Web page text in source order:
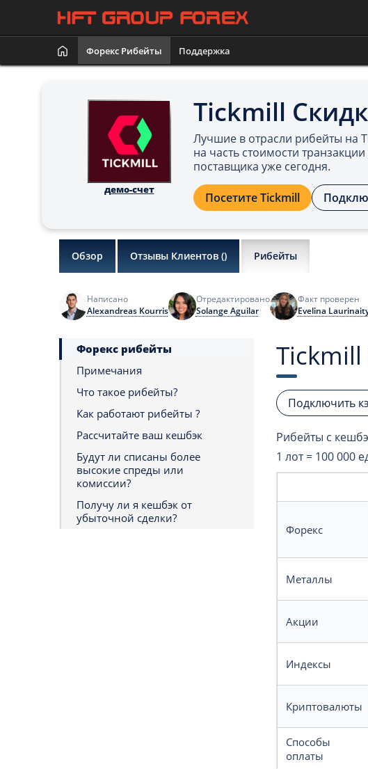
Форекс Рибейты Поддержка
демо-счет
Tickmill
Лучшие в отрасли рибейты на
на часть стоимости
поставщика уже сегодня.
Посетите Tickmill
Обзор Отзывы Клиентов () Рибейты
Написано
Alexandreas Kourris
Отредактировано
Solange Aguilar
Факт проверен
Evelina
Форекс рибейты
Примечания
Что такое рибейты?
Как работают рибейты ?
Рассчитайте ваш кешбэк
Будут ли списаны более
высокие спреды или
комиссии?
Получу ли я кешбэк от
убыточной сделки?
Подключить
Рибейты с
1 лот = 100 000
Форекс
Металлы
Акции
Индексы
Криптовалюты
Способы
оплаты